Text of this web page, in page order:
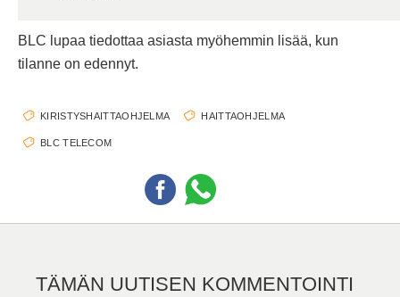
BLC lupaa tiedottaa asiasta myöhemmin lisää, kun
tilanne on edennyt.
KIRISTYSHAITTAOHJELMA HAITTAOHJELMA
BLC TELECOM
TÄMÄN UUTISEN KOMMENTOINTI